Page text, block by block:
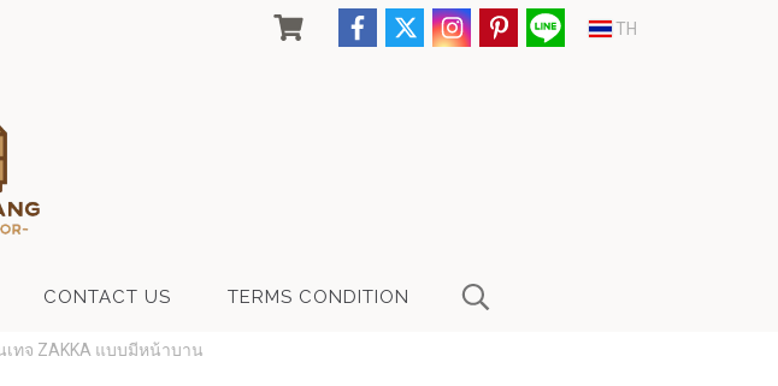
TH
CONTACT US TERMS CONDITION
ทจ ZAKKA แบบมีหน้าบาน